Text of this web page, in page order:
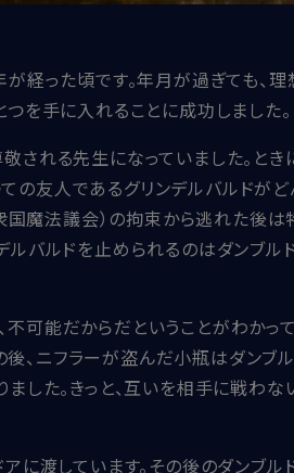
経った頃です。年月が過ぎても、
つを手に入れることに成功しました。
される先生になっていました。と
の友人であるグリンデルバルドが
魔法議会）の拘束から逃れた後は特
ルバルドを止められるのはダンブ
可能だからだということがわかっ
、ニフラーが盗んだ小瓶はダンブ
した。きっと、互いを相手に戦わ
に渡しています。その後のダンブル